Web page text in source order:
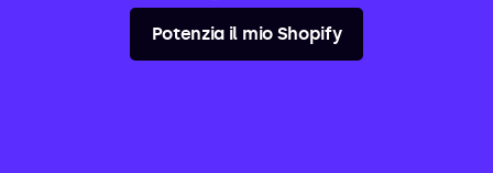
Potenzia il mio Shopify